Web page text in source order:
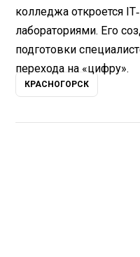
колледжа откроется IT‐
лабораториями. Его
подготовки
перехода на «цифру».
КРАСНОГОРСК